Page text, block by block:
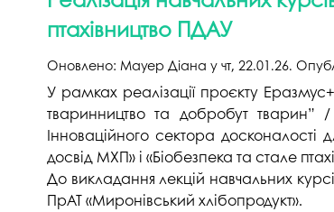
Почесні професори
Досягнення
Сталий розвиток
Політики університету
Історія
Гімн ПДАУ
Вчена
Кафедри
Коледжі
Бібліотека
птахівництво ПДАУ
Оновлено: Мауер Діана у чт, 22.01.26.
У рамках реалізації проєкту
тваринництво та добробут тварин”
Інноваційного сектора досконалості
досвід МХП» і «Біобезпека та стале
До викладання лекцій навчальних
ПрАТ «Миронівський хлібопродукт».